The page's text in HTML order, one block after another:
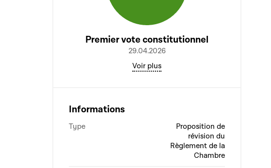
Premier vote constitutionnel
29.04.2026
Voir plus
Informations
Type
Proposition de
révision du
Règlement de la
Chambre